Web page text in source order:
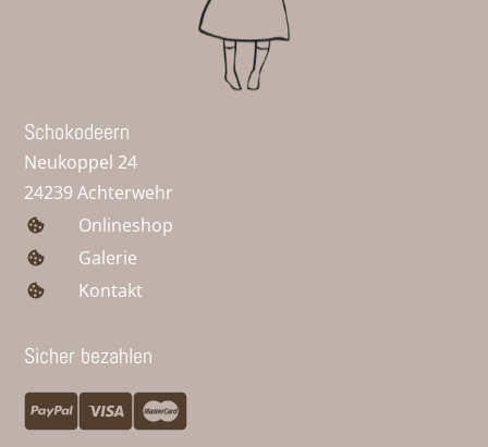
Schokodeern
Neukoppel 24
24239 Achterwehr
Onlineshop
Galerie
Kontakt
Sicher bezahlen